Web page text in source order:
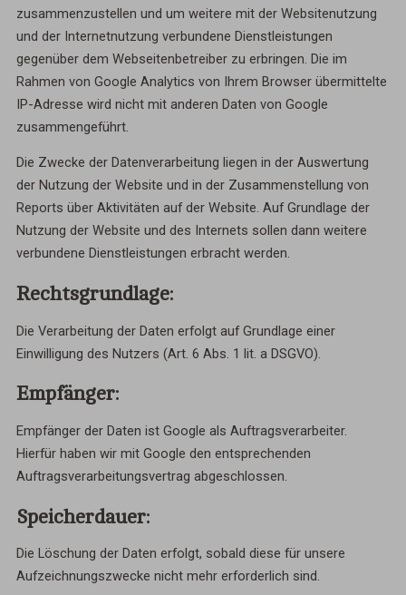
zusammenzustellen und um weitere mit der Websitenutzung
und der Internetnutzung verbundene Dienstleistungen
gegenüber dem Webseitenbetreiber zu erbringen. Die im
Rahmen von Google Analytics von Ihrem Browser übermittelte
IP-Adresse wird nicht mit anderen Daten von Google
zusammengeführt.
Die Zwecke der Datenverarbeitung liegen in der Auswertung
der Nutzung der Website und in der Zusammenstellung von
Reports über Aktivitäten auf der Website. Auf Grundlage der
Nutzung der Website und des Internets sollen dann weitere
verbundene Dienstleistungen erbracht werden.
Rechtsgrundlage:
Die Verarbeitung der Daten erfolgt auf Grundlage einer
Einwilligung des Nutzers (Art. 6 Abs. 1 lit. a DSGVO).
Empfänger:
Empfänger der Daten ist Google als Auftragsverarbeiter.
Hierfür haben wir mit Google den entsprechenden
Auftragsverarbeitungsvertrag abgeschlossen.
Speicherdauer:
Die Löschung der Daten erfolgt, sobald diese für unsere
Aufzeichnungszwecke nicht mehr erforderlich sind.